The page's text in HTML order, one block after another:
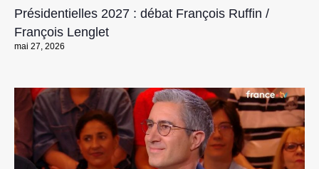
Présidentielles 2027 : débat François Ruffin /
François Lenglet
mai 27, 2026